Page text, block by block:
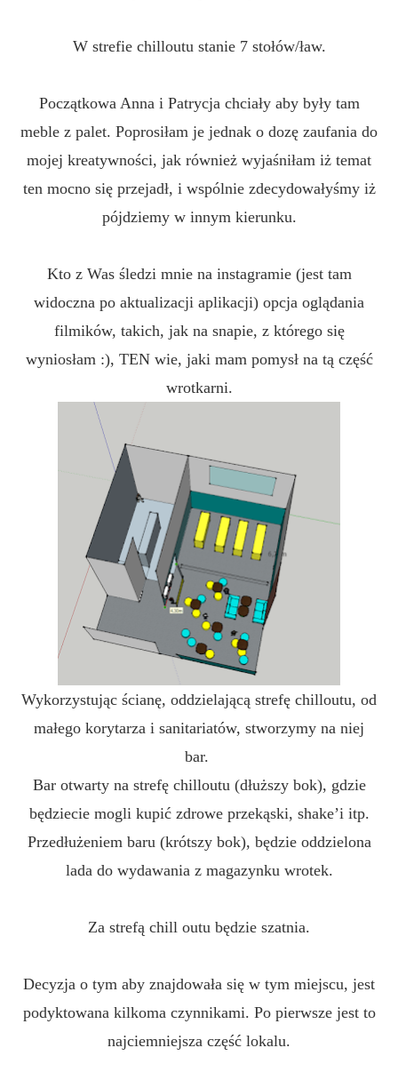
W strefie chilloutu stanie 7 stołów/ław.
Początkowa Anna i Patrycja chciały aby były tam
meble z palet. Poprosiłam je jednak o dozę zaufania do
mojej kreatywności, jak również wyjaśniłam iż temat
ten mocno się przejadł, i wspólnie zdecydowałyśmy iż
pójdziemy w innym kierunku.
Kto z Was śledzi mnie na instagramie (jest tam
widoczna po aktualizacji aplikacji) opcja oglądania
filmików, takich, jak na snapie, z którego się
wyniosłam :), TEN wie, jaki mam pomysł na tą część
wrotkarni.
Wykorzystując ścianę, oddzielającą strefę chilloutu, od
małego korytarza i sanitariatów, stworzymy na niej
bar.
Bar otwarty na strefę chilloutu (dłuższy bok), gdzie
będziecie mogli kupić zdrowe przekąski, shake’i itp.
Przedłużeniem baru (krótszy bok), będzie oddzielona
lada do wydawania z magazynku wrotek.
Za strefą chill outu będzie szatnia.
Decyzja o tym aby znajdowała się w tym miejscu, jest
podyktowana kilkoma czynnikami. Po pierwsze jest to
najciemniejsza część lokalu.